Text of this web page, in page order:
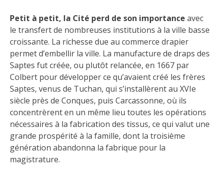
Petit à petit, la Cité perd de son importance avec
le transfert de nombreuses institutions à la ville basse
croissante. La richesse due au commerce drapier
permet d’embellir la ville. La manufacture de draps des
Saptes fut créée, ou plutôt relancée, en 1667 par
Colbert pour développer ce qu’avaient créé les frères
Saptes, venus de Tuchan, qui s’installèrent au XVIe
siècle près de Conques, puis Carcassonne, où ils
concentrèrent en un même lieu toutes les opérations
nécessaires à la fabrication des tissus, ce qui valut une
grande prospérité à la famille, dont la troisième
génération abandonna la fabrique pour la
magistrature.